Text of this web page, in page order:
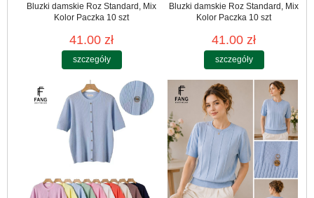
Bluzki damskie Roz Standard, Mix
Kolor Paczka 10 szt
41.00 zł
szczegóły
Bluzki damskie Roz Standard, Mix
Kolor Paczka 10 szt
41.00 zł
szczegóły